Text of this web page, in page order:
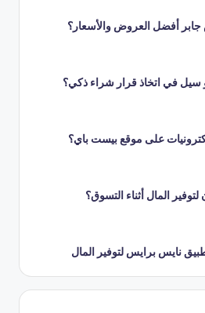
أفضل العروض والأسعار؟
في اتخاذ قرار شراء ذكي؟
على موقع بيست باي؟
المال أثناء التسوق؟
نايس برايس لتوفير المال